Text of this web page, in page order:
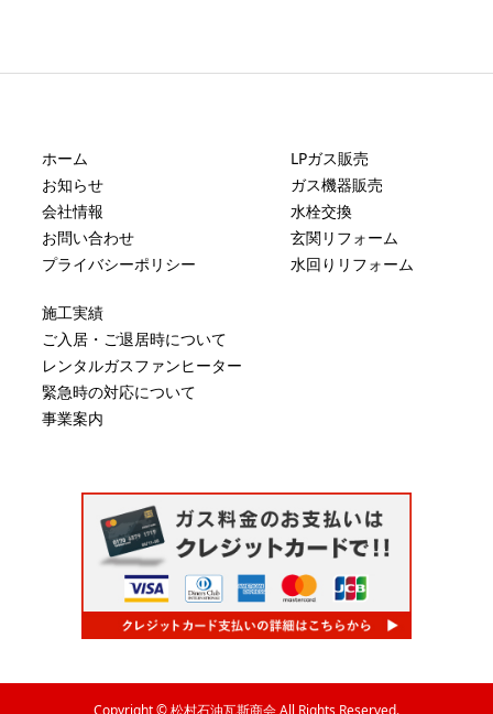
ホーム
お知らせ
会社情報
お問い合わせ
プライバシーポリシー
事業案内
LPガス販売
ガス機器販売
水栓交換
玄関リフォーム
水回りリフォーム
施工実績
ご入居・ご退居時について
レンタルガスファンヒーター
緊急時の対応について